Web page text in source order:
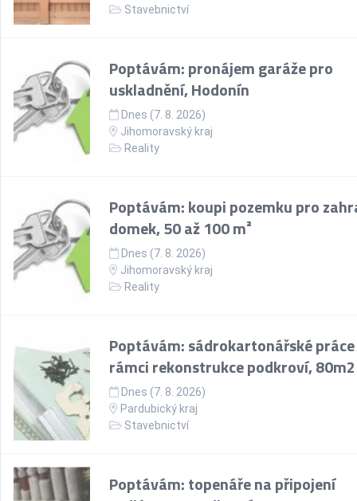
Stavebnictví
Poptávám: pronájem garáže pro
uskladnění, Hodonín
Dnes (7. 8. 2026)
Jihomoravský kraj
Reality
Poptávám: koupi pozemku pro
domek, 50 až 100 m²
Dnes (7. 8. 2026)
Jihomoravský kraj
Reality
Poptávám: sádrokartonářské
rámci rekonstrukce podkroví, 80m2
Dnes (7. 8. 2026)
Pardubický kraj
Stavebnictví
Poptávám: topenáře na připojení